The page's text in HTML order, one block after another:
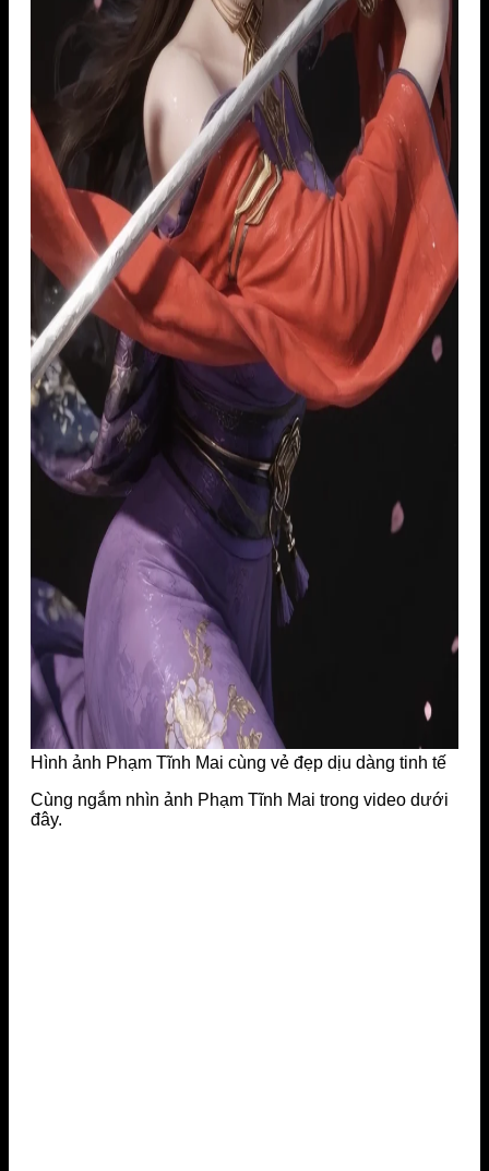
Hình ảnh Phạm Tĩnh Mai cùng vẻ đẹp dịu dàng tinh tế
Cùng ngắm nhìn ảnh Phạm Tĩnh Mai trong video dưới
đây.